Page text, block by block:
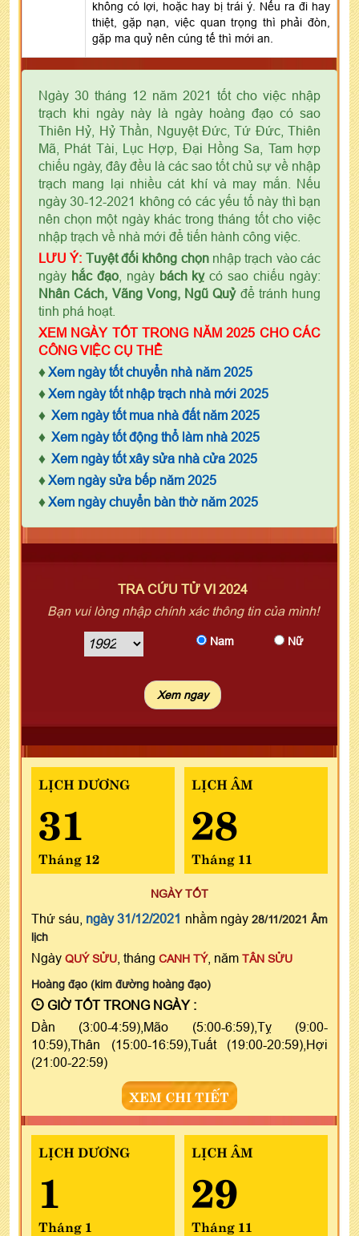
không có lợi, hoặc hay bị trái ý. Nếu ra đi hay
thiệt, gặp nạn, việc quan trọng thì phải đòn,
gặp ma quỷ nên cúng tế thì mới an.
Ngày 30 tháng 12 năm 2021 tốt cho việc nhập
trạch khi ngày này là ngày hoàng đạo có sao
Thiên Hỷ, Hỷ Thần, Nguyệt Đức, Tứ Đức, Thiên
Mã, Phát Tài, Lục Hợp, Đại Hồng Sa, Tam hợp
chiếu ngày, đây đều là các sao tốt chủ sự về nhập
trạch mang lại nhiều cát khí và may mắn. Nếu
ngày 30-12-2021 không có các yếu tố này thì bạn
nên chọn một ngày khác trong tháng tốt cho việc
nhập trạch về nhà mới để tiến hành công việc.
LƯU Ý: Tuyệt đối không chọnnhập trạch vào các
ngày hắc đạo, ngày bách kỵcó sao chiếu ngày:
Nhân Cách, Vãng Vong, Ngũ Quỷđể tránh hung
tinh phá hoạt.
XEM NGÀY TỐT TRONG NĂM 2025 CHO CÁC
CÔNG VIỆC CỤ THỂ
♦ Xem ngày tốt chuyển nhà năm 2025
♦ Xem ngày tốt nhập trạch nhà mới 2025
♦ Xem ngày tốt mua nhà đất năm 2025
♦ Xem ngày tốt động thổ làm nhà 2025
♦ Xem ngày tốt xây sửa nhà cửa 2025
♦ Xem ngày sửa bếp năm 2025
♦ Xem ngày chuyển bàn thờ năm 2025
TRA CỨU TỬ VI 2024
Bạn vui lòng nhập chính xác thông tin của mình!
Nam Nữ
LỊCH DƯƠNG
31
Tháng 12
LỊCH ÂM
28
Tháng 11
NGÀY TỐT
Thứ sáu, ngày 31/12/2021 nhằm ngày 28/11/2021 Âm
lịch
Ngày QUÝ SỬU , tháng CANH TÝ, năm TÂN SỬU
Hoàng đạo (kim đường hoàng đạo)
GIỜ TỐT TRONG NGÀY :
Dần (3:00-4:59),Mão (5:00-6:59),Tỵ (9:00-
10:59),Thân (15:00-16:59),Tuất (19:00-20:59),Hợi
(21:00-22:59)
XEM CHI TIẾT
LỊCH DƯƠNG
1
Tháng 1
LỊCH ÂM
29
Tháng 11